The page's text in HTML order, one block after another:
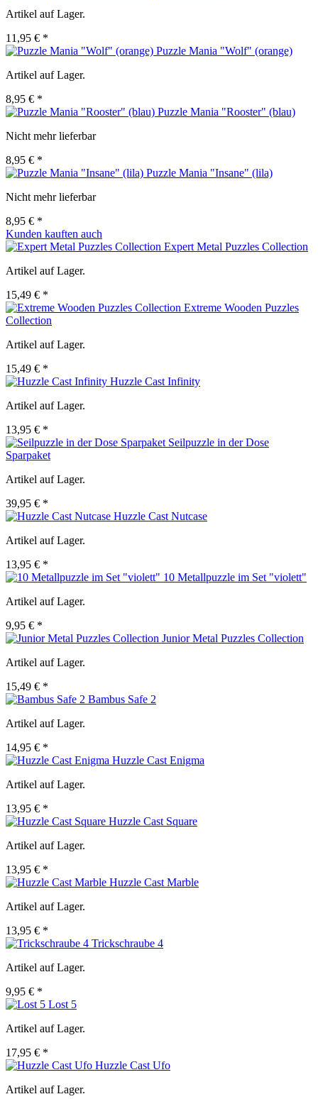
Artikel auf Lager.
11,95 € *
Puzzle Mania "Wolf" (orange)
Artikel auf Lager.
8,95 € *
Puzzle Mania "Rooster" (blau)
Nicht mehr lieferbar
8,95 € *
Puzzle Mania "Insane" (lila)
Nicht mehr lieferbar
8,95 € *
Kunden kauften auch
Expert Metal Puzzles Collection
Artikel auf Lager.
15,49 € *
Extreme Wooden Puzzles
Collection
Artikel auf Lager.
15,49 € *
Huzzle Cast Infinity
Artikel auf Lager.
13,95 € *
Seilpuzzle in der Dose
Sparpaket
Artikel auf Lager.
39,95 € *
Huzzle Cast Nutcase
Artikel auf Lager.
13,95 € *
10 Metallpuzzle im Set "violett"
Artikel auf Lager.
9,95 € *
Junior Metal Puzzles Collection
Artikel auf Lager.
15,49 € *
Bambus Safe 2
Artikel auf Lager.
14,95 € *
Huzzle Cast Enigma
Artikel auf Lager.
13,95 € *
Huzzle Cast Square
Artikel auf Lager.
13,95 € *
Huzzle Cast Marble
Artikel auf Lager.
13,95 € *
Trickschraube 4
Artikel auf Lager.
9,95 € *
Lost 5
Artikel auf Lager.
17,95 € *
Huzzle Cast Ufo
Artikel auf Lager.